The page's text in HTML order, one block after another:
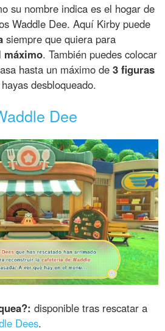
su nombre indica es el hogar de
Waddle Dee. Aquí Kirby puede
siempre que quiera para
máximo. También puedes colocar
hasta un máximo de3 figuras
desbloqueado.
Dee
disponible tras rescatar a
Dees.